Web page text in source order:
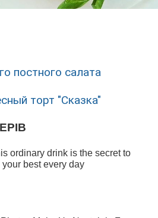
постного салата
торт "Сказка"